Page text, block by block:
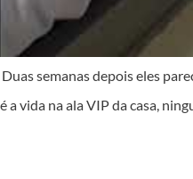
semanas depois eles
a vida na ala VIP da casa,